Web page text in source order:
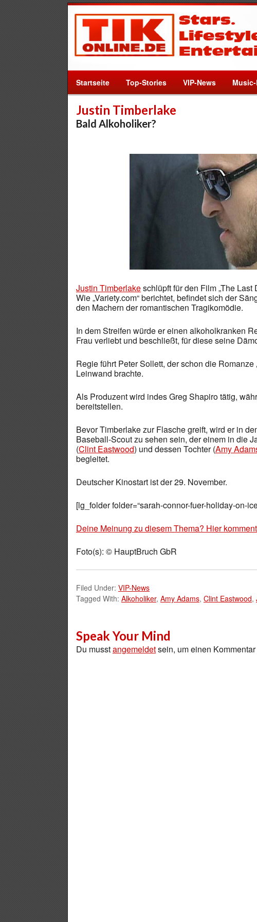
Startseite Top-Stories VIP-News
Justin Timberlake
Bald Alkoholiker?
Justin Timberlakeschlüpft für den Film „The
Wie „Variety.com“ berichtet, befindet sich der
den Machern der romantischen Tragikomödie.
In dem Streifen würde er einen alkoholkranken
Frau verliebt und beschließt, für diese seine
Regie führt Peter Sollett, der schon die
Leinwand brachte.
Als Produzent wird indes Greg Shapiro tätig,
bereitstellen.
Bevor Timberlake zur Flasche greift, wird er in
Baseball-Scout zu sehen sein, der einem in die
(Clint Eastwood) und dessen Tochter (Amy
begleitet.
Deutscher Kinostart ist der 29. November.
[lg_folder folder=“sarah-connor-fuer-holiday-on-
Deine Meinung zu diesem Thema? Hier
Foto(s): © HauptBruch GbR
Filed Under: VIP-News
Tagged With: Alkoholiker, Amy Adams, Clint Eastwood,
Speak Your Mind
Du musstangemeldetsein, um einen